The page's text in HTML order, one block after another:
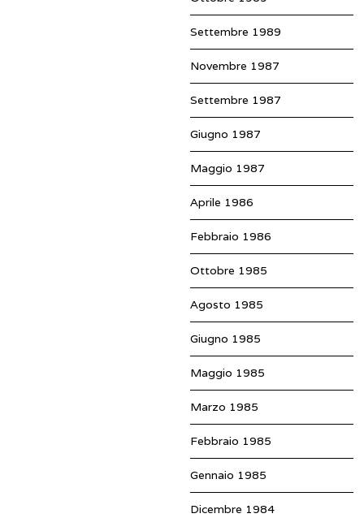
Settembre 1989
Novembre 1987
Settembre 1987
Giugno 1987
Maggio 1987
Aprile 1986
Febbraio 1986
Ottobre 1985
Agosto 1985
Giugno 1985
Maggio 1985
Marzo 1985
Febbraio 1985
Gennaio 1985
Dicembre 1984